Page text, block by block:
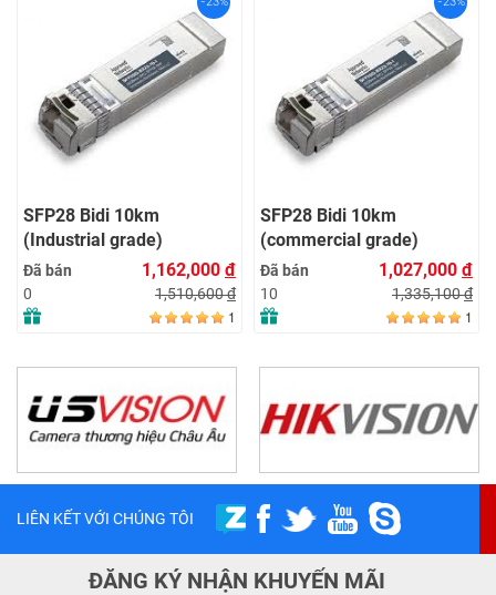
SFP28 Bidi 10km
(Industrial grade)
Đã bán
0
1,162,000 đ
1,510,600đ
1
SFP28 Bidi 10km
(commercial grade)
Đã bán
10
1,027,000 đ
1,335,100đ
1
LIÊN KẾT VỚI CHÚNG TÔI
ĐĂNG KÝ NHẬN KHUYẾN MÃI